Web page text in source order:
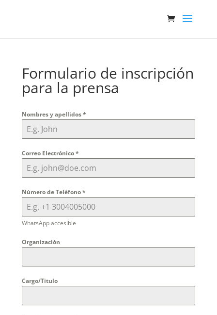
Formulario de inscripción
para la prensa
Nombres y apellidos*
Correo Electrónico*
Número de Teléfono*
WhatsApp accesible
Organización
Cargo/Titulo